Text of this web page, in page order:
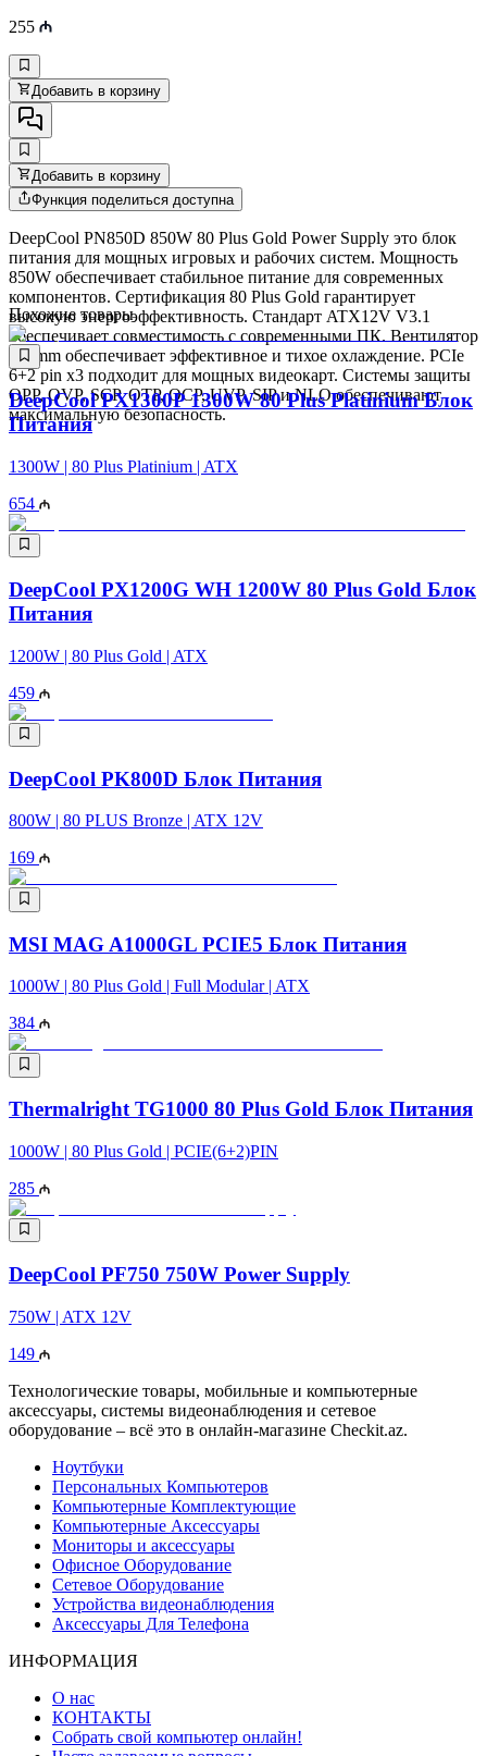
255
Добавить в корзину
Добавить в корзину
Функция поделиться доступна
DeepCool PN850D 850W 80 Plus Gold Power Supply это блок
питания для мощных игровых и рабочих систем. Мощность
850W обеспечивает стабильное питание для современных
компонентов. Сертификация 80 Plus Gold гарантирует
высокую энергоэффективность. Стандарт ATX12V V3.1
обеспечивает совместимость с современными ПК. Вентилятор
120mm обеспечивает эффективное и тихое охлаждение. PCIe
6+2 pin x3 подходит для мощных видеокарт. Системы защиты
OPP, OVP, SCP, OTP, OCP, UVP, SIP и NLO обеспечивают
максимальную безопасность.
Похожие товары
DeepCool PX1300P 1300W 80 Plus Platinium Блок
Питания
1300W | 80 Plus Platinium | ATX
654
DeepCool PX1200G WH 1200W 80 Plus Gold Блок
Питания
1200W | 80 Plus Gold | ATX
459
DeepCool PK800D Блок Питания
800W | 80 PLUS Bronze | ATX 12V
169
MSI MAG A1000GL PCIE5 Блок Питания
1000W | 80 Plus Gold | Full Modular | ATX
384
Thermalright TG1000 80 Plus Gold Блок Питания
1000W | 80 Plus Gold | PCIE(6+2)PIN
285
DeepCool PF750 750W Power Supply
750W | ATX 12V
149
Технологические товары, мобильные и компьютерные
аксессуары, системы видеонаблюдения и сетевое
оборудование – всё это в онлайн-магазине Checkit.az.
Ноутбуки
Персональных Компьютеров
Компьютерные Комплектующие
Компьютерные Аксессуары
Мониторы и аксессуары
Офисное Оборудование
Сетевое Оборудование
Устройства видеонаблюдения
Аксессуары Для Телефона
ИНФОРМАЦИЯ
О нас
КОНТАКТЫ
Собрать свой компьютер онлайн!